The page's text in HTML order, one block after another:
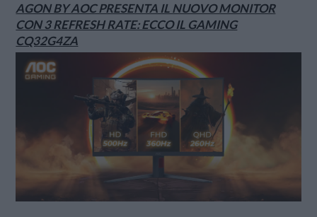
AGON BY AOC PRESENTA IL NUOVO MONITOR
CON 3 REFRESH RATE: ECCO IL GAMING
CQ32G4ZA